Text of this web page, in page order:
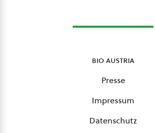
bio austria
Presse
Impressum
Datenschutz